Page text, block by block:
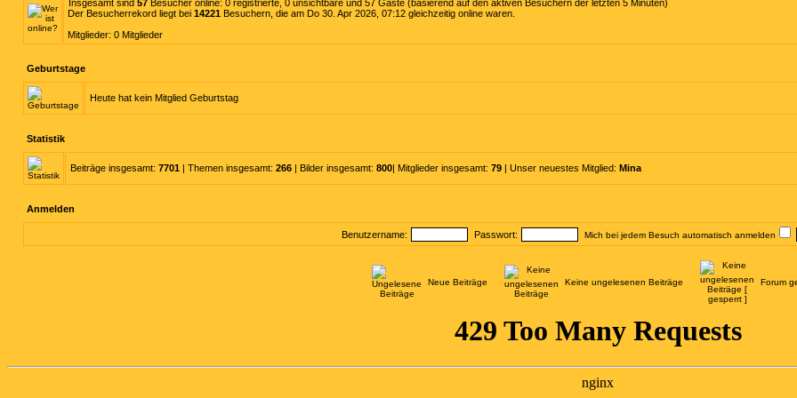
Insgesamt sind 57 Besucher online: 0 registrierte, 0 unsichtbare und 57 Gäste (basierend auf den aktiven Besuchern der letzten 5 Minuten)
Der Besucherrekord liegt bei 14221 Besuchern, die am Do 30. Apr 2026, 07:12 gleichzeitig online waren.
Mitglieder: 0 Mitglieder
Geburtstage
Heute hat kein Mitglied Geburtstag
Statistik
Beiträge insgesamt: 7701 | Themen insgesamt: 266 | Bilder insgesamt: 800| Mitglieder insgesamt: 79 | Unser neuestes Mitglied: Mina
Anmelden
Benutzername: Passwort: Mich bei jedem Besuch automatisch anmelden
Neue Beiträge Keine ungelesenen Beiträge Forum